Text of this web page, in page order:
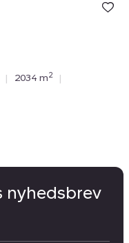
| 2034 m2 |
nyhedsbrev